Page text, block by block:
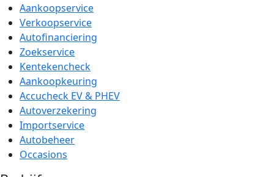
Aankoopservice
Verkoopservice
Autofinanciering
Zoekservice
Kentekencheck
Aankoopkeuring
Accucheck EV & PHEV
Autoverzekering
Importservice
Autobeheer
Occasions